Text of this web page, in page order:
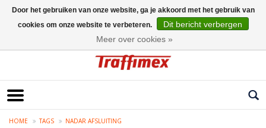
HOME TAGS NADAR AFSLUITING
Door het gebruiken van onze website, ga je akkoord met het gebruik van
cookies om onze website te verbeteren.
Dit bericht verbergen
Meer over cookies »